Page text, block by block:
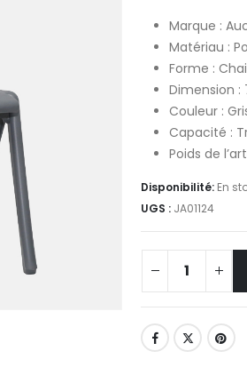
Marque :
Matériau :
Forme :
Dimension
Couleur :
Capacité :
Poids de
Disponibilité: En
UGS : JA01124